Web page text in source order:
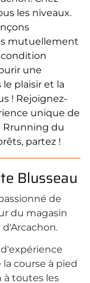
les niveaux.
mutuellement
une
plaisir et la
! Rejoignez-
unique de
Rrunning du
partez !
Blusseau
de
du magasin
d'expérience
course à pied
toutes les